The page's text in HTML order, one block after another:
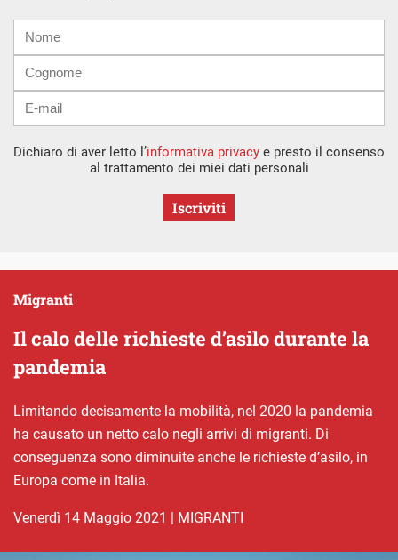
mail
Dichiaro di aver letto l’informativa privacy e presto il consenso
al trattamento dei miei dati personali
Iscriviti
Il calo delle richieste d’asilo durante la
pandemia
Migranti
Limitando decisamente la mobilità, nel 2020 la pandemia
ha causato un netto calo negli arrivi di migranti. Di
conseguenza sono diminuite anche le richieste d’asilo, in
Europa come in Italia.
venerdì 14 Maggio 2021 MIGRANTI